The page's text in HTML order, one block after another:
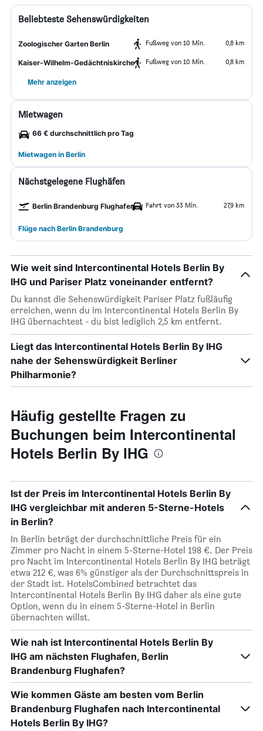
Beliebteste Sehenswürdigkeiten
Zoologischer Garten Berlin Fußweg von 10 Min. 0,8 km
Kaiser-Wilhelm-Gedächtniskirche Fußweg von 10 Min. 0,8 km
Mehr anzeigen
Mietwagen
66 € durchschnittlich pro Tag
Mietwagen in Berlin
Nächstgelegene Flughäfen
Berlin Brandenburg Flughafen Fahrt von 33 Min. 27,9 km
Flüge nach Berlin Brandenburg
Wie weit sind Intercontinental Hotels Berlin By
IHG und Pariser Platz voneinander entfernt?
Du kannst die Sehenswürdigkeit Pariser Platz fußläufig
erreichen, wenn du im Intercontinental Hotels Berlin By
IHG übernachtest - du bist lediglich 2,5 km entfernt.
Liegt das Intercontinental Hotels Berlin By IHG
nahe der Sehenswürdigkeit Berliner
Philharmonie?
Häufig gestellte Fragen zu
Buchungen beim Intercontinental
Hotels Berlin By IHG
Ist der Preis im Intercontinental Hotels Berlin By
IHG vergleichbar mit anderen 5-Sterne-Hotels
in Berlin?
In Berlin beträgt der durchschnittliche Preis für ein
Zimmer pro Nacht in einem 5-Sterne-Hotel 198 €. Der Preis
pro Nacht im Intercontinental Hotels Berlin By IHG beträgt
etwa 212 €, was 6% günstiger als der Durchschnittspreis in
der Stadt ist. HotelsCombined betrachtet das
Intercontinental Hotels Berlin By IHG daher als eine gute
Option, wenn du in einem 5-Sterne-Hotel in Berlin
übernachten willst.
Wie nah ist Intercontinental Hotels Berlin By
IHG am nächsten Flughafen, Berlin
Brandenburg Flughafen?
Wie kommen Gäste am besten vom Berlin
Brandenburg Flughafen nach Intercontinental
Hotels Berlin By IHG?